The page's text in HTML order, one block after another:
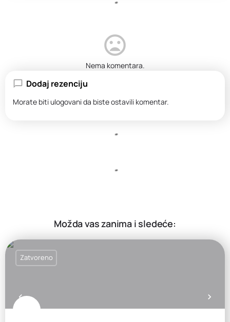
Nema komentara.
Dodaj rezenciju
Morate bitiulogovanida biste ostavili komentar.
Možda vas zanima i sledeće:
Zatvoreno